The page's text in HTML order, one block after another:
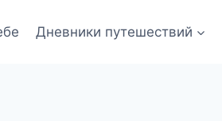
Дневники путешествий